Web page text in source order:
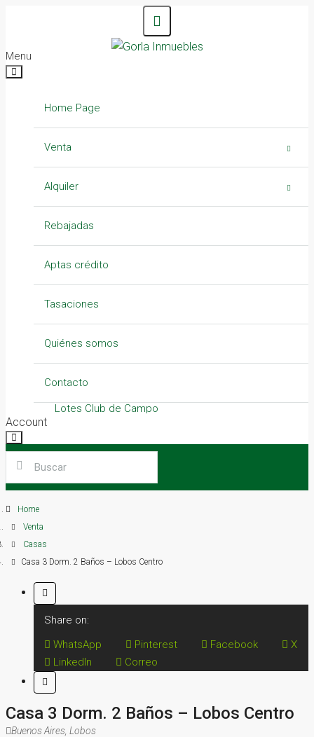
Menu
Home Page
Venta
Casas
Campos – Chacras
Departamentos
Lotes
Lotes Club de Campo
Galpones
Locales
Alquiler
Casas
Departamentos
Galpones
Locales
Rebajadas
Aptas crédito
Tasaciones
Quiénes somos
Contacto
Account
Home
Venta
Casas
Casa 3 Dorm. 2 Baños – Lobos Centro
Share on:
WhatsApp
Pinterest Facebook
X
LinkedIn
Correo
Casa 3 Dorm. 2 Baños – Lobos Centro
Buenos Aires, Lobos